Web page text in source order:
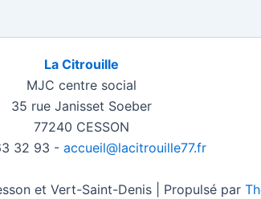
La Citrouille
MJC centre social
35 rue Janisset Soeber
77240 CESSON
32 93 - accueil@lacitrouille77.fr
et Vert-Saint-Denis | Propulsé par